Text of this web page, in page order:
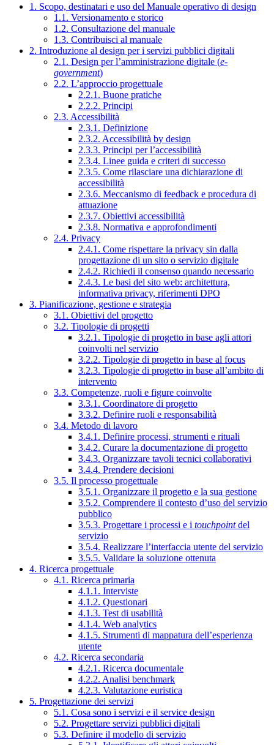
1. Scopo, destinatari e uso del Manuale operativo di design
1.1. Versionamento e storico
1.2. Consultazione del manuale
1.3. Contribuisci al manuale
2. Introduzione al design per i servizi pubblici digitali
2.1. Design per l’amministrazione digitale (e-
government)
2.2. L’approccio progettuale
2.2.1. Buone pratiche
2.2.2. Principi
2.3. Accessibilità
2.3.1. Definizione
2.3.2. Accessibilità by design
2.3.3. Principi per l’accessibilità
2.3.4. Linee guida e criteri di successo
2.3.5. Come rilasciare una dichiarazione di
accessibilità
2.3.6. Meccanismo di feedback e procedura di
attuazione
2.3.7. Obiettivi accessibilità
2.3.8. Normativa e approfondimenti
2.4. Privacy
2.4.1. Come rispettare la privacy sin dalla
progettazione di un sito o servizio digitale
2.4.2. Richiedi il consenso quando necessario
2.4.3. Le basi del sito web: architettura,
informativa privacy, riferimenti DPO
3. Pianificazione, gestione e strategia
3.1. Obiettivi del progetto
3.2. Tipologie di progetti
3.2.1. Tipologie di progetto in base agli attori
coinvolti nel servizio
3.2.2. Tipologie di progetto in base al focus
3.2.3. Tipologie di progetto in base all’ambito di
intervento
3.3. Competenze, ruoli e figure coinvolte
3.3.1. Coordinatore di progetto
3.3.2. Definire ruoli e responsabilità
3.4. Metodo di lavoro
3.4.1. Definire processi, strumenti e rituali
3.4.2. Curare la documentazione di progetto
3.4.3. Organizzare tavoli tecnici collaborativi
3.4.4. Prendere decisioni
3.5. Il processo progettuale
3.5.1. Organizzare il progetto e la sua gestione
3.5.2. Comprendere il contesto d’uso del servizio
pubblico
3.5.3. Progettare i processi e i touchpointdel
servizio
3.5.4. Realizzare l’interfaccia utente del servizio
3.5.5. Validare la soluzione ottenuta
4. Ricerca progettuale
4.1. Ricerca primaria
4.1.1. Interviste
4.1.2. Questionari
4.1.3. Test di usabilità
4.1.4. Web analytics
4.1.5. Strumenti di mappatura dell’esperienza
utente
4.2. Ricerca secondaria
4.2.1. Ricerca documentale
4.2.2. Analisi benchmark
4.2.3. Valutazione euristica
5. Progettazione dei servizi
5.1. Cosa sono i servizi e il service design
5.2. Progettare servizi pubblici digitali
5.3. Definire il modello di servizio